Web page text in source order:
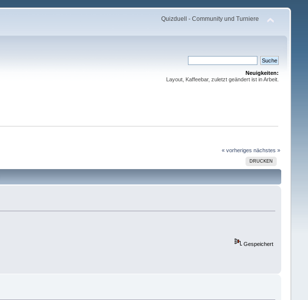
Quizduell - Community und Turniere
Neuigkeiten:
Layout, Kaffeebar, zuletzt geändert ist in Arbeit.
« vorheriges nächstes »
DRUCKEN
Gespeichert